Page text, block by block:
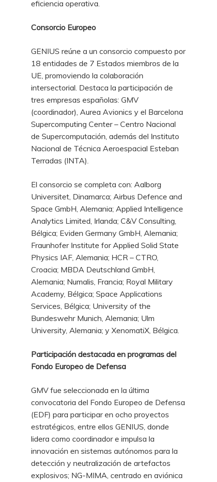
eficiencia operativa.
Consorcio Europeo
GENIUS reúne a un consorcio compuesto por
18 entidades de 7 Estados miembros de la
UE, promoviendo la colaboración
intersectorial. Destaca la participación de
tres empresas españolas: GMV
(coordinador), Aurea Avionics y el Barcelona
Supercomputing Center – Centro Nacional
de Supercomputación, además del Instituto
Nacional de Técnica Aeroespacial Esteban
Terradas (INTA).
El consorcio se completa con: Aalborg
Universitet, Dinamarca; Airbus Defence and
Space GmbH, Alemania; Applied Intelligence
Analytics Limited, Irlanda; C&V Consulting,
Bélgica; Eviden Germany GmbH, Alemania;
Fraunhofer Institute for Applied Solid State
Physics IAF, Alemania; HCR – CTRO,
Croacia; MBDA Deutschland GmbH,
Alemania; Numalis, Francia; Royal Military
Academy, Bélgica; Space Applications
Services, Bélgica; University of the
Bundeswehr Munich, Alemania; Ulm
University, Alemania; y XenomatiX, Bélgica.
Participación destacada en programas del
Fondo Europeo de Defensa
GMV fue seleccionada en la última
convocatoria del Fondo Europeo de Defensa
(EDF) para participar en ocho proyectos
estratégicos, entre ellos GENIUS, donde
lidera como coordinador e impulsa la
innovación en sistemas autónomos para la
detección y neutralización de artefactos
explosivos; NG-MIMA, centrado en aviónica